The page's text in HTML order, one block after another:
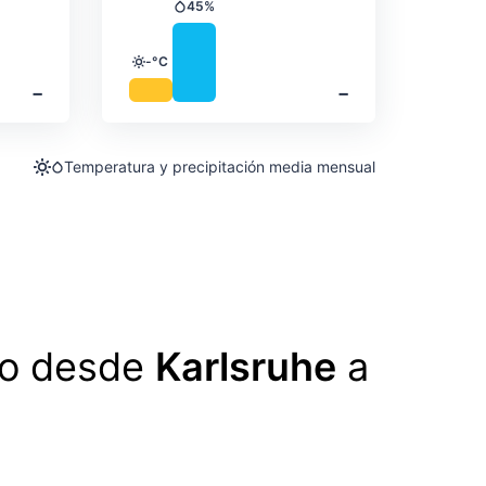
‐ ‐
Temperatura
-°C
Precipitación
45%
Temperatura y precipitación media mensual
desde Karlsruhe a